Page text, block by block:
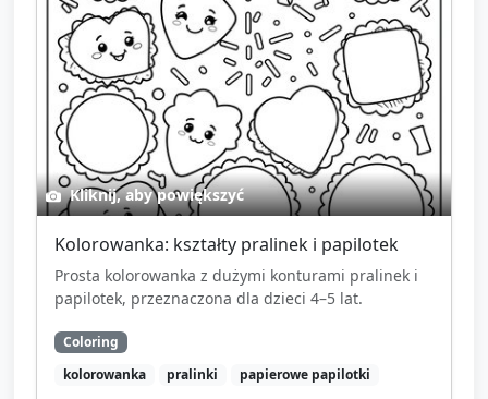
Kliknij, aby powiększyć
Kolorowanka: kształty pralinek i papilotek
Prosta kolorowanka z dużymi konturami pralinek i
papilotek, przeznaczona dla dzieci 4–5 lat.
Coloring
kolorowanka
pralinki papierowe papilotki